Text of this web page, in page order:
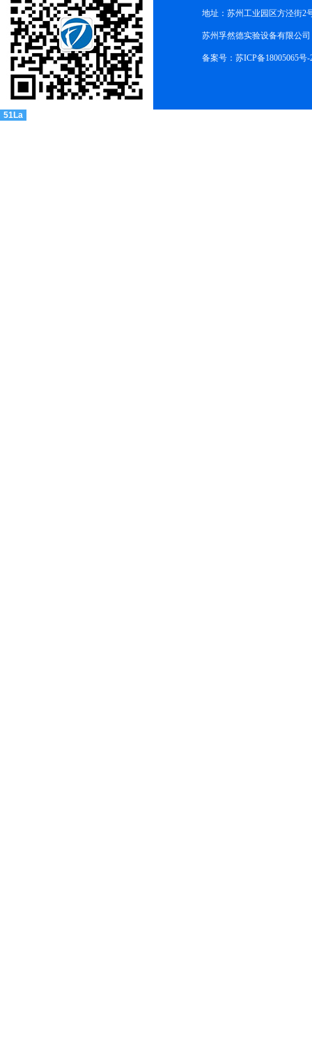
地址：苏州工业园区方泾街2
苏州孚然德实验设备有限公司
备案号：苏ICP备18005065号-
51La